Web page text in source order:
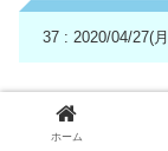
37 : 2020/04/27(
4メート
ホーム